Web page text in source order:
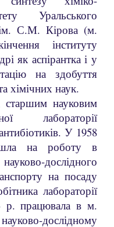
Уральського
ім. С.М. Кірова (м.
інституту
як аспірантка і у
на здобуття
хімічних наук.
науковим
лабораторії
У 1958
на роботу в
дослідного
на посаду
лабораторії
р. працювала в м.
дослідному